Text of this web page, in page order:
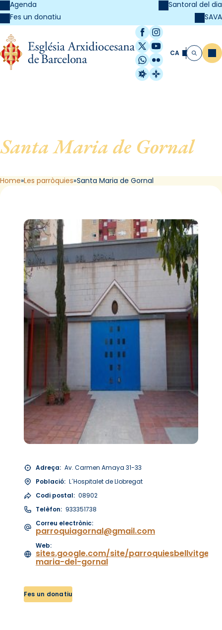
Agenda
Fes un donatiu
Santoral del dia
SAVA
Facebook
Instagram
X / Twitter
YouTube
WhatsApp
Flickr
Radio Estel
Catalunya
CA Cerca
Santa Maria de Gornal, de
Home Les parròquies Santa Maria de Gornal
Adreça: Av. Carmen Amaya 31-33
Població: L´Hospitalet de Llobregat
Codi postal: 08902
Telèfon: 933351738
Correu electrònic:
parroquiagornal@gmail.com
Web:
sites.google.com/site/
maria-del-gornal
Fes un donatiu